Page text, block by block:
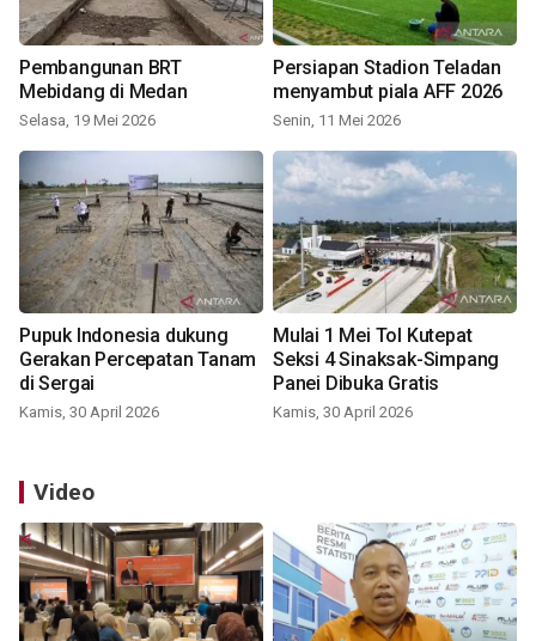
Pembangunan BRT
Mebidang di Medan
Selasa, 19 Mei 2026
Persiapan Stadion Teladan
menyambut piala AFF 2026
Senin, 11 Mei 2026
Pupuk Indonesia dukung
Gerakan Percepatan Tanam
di Sergai
Kamis, 30 April 2026
Mulai 1 Mei Tol Kutepat
Seksi 4 Sinaksak-Simpang
Panei Dibuka Gratis
Kamis, 30 April 2026
Video